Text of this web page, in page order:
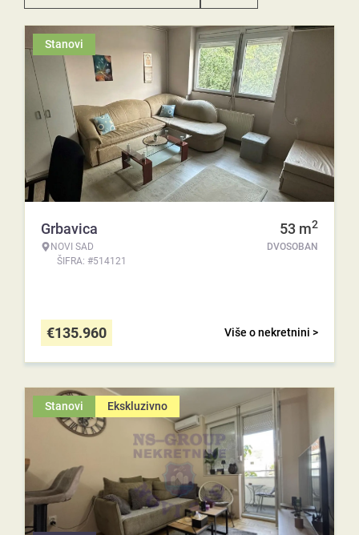
Stanovi
Grbavica
NOVI SAD
ŠIFRA: #514121
53 m2
DVOSOBAN
Više o nekretnini >
€135.960
Stanovi Ekskluzivno